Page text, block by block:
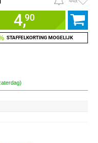
4,90
STAFFELKORTING MOGELIJK